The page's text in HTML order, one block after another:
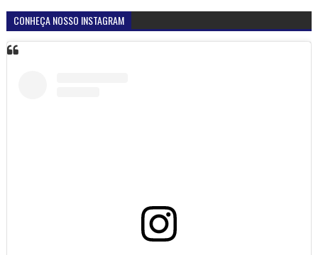
CONHEÇA NOSSO INSTAGRAM